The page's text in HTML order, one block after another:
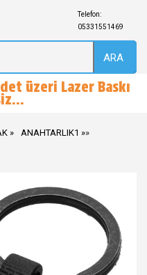
Telefon:
05331551469
ARA
üzeri Lazer Baskı
»
ANAHTARLIK1